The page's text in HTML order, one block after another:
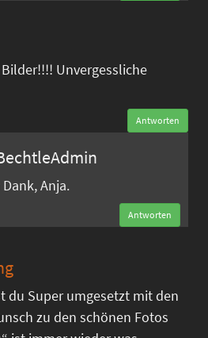
Unvergessliche
Antworten
Anja.
Antworten
du Super umgesetzt mit den
zu den schönen Fotos